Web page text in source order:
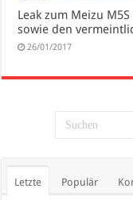
Leak zum Meizu
sowie den
26/01/2017
Letzte Populär